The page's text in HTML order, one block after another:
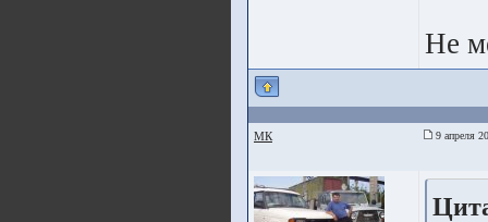
Не
МК 9 апреля